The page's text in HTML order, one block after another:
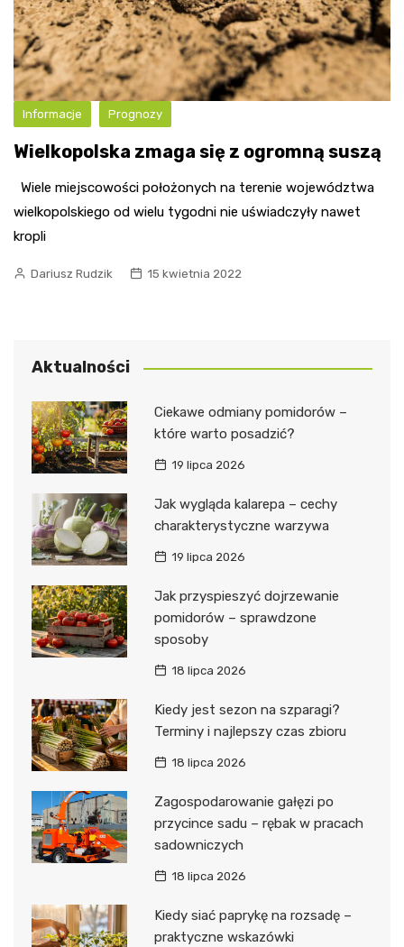
Informacje Prognozy
Wielkopolska zmaga się z ogromną suszą
Wiele miejscowości położonych na terenie województwa
wielkopolskiego od wielu tygodni nie uświadczyły nawet
kropli
Dariusz Rudzik 15 kwietnia 2022
Aktualności
Ciekawe odmiany pomidorów –
które warto posadzić?
19 lipca 2026
Jak wygląda kalarepa – cechy
charakterystyczne warzywa
19 lipca 2026
Jak przyspieszyć dojrzewanie
pomidorów – sprawdzone
sposoby
18 lipca 2026
Kiedy jest sezon na szparagi?
Terminy i najlepszy czas zbioru
18 lipca 2026
Zagospodarowanie gałęzi po
przycince sadu – rębak w pracach
sadowniczych
18 lipca 2026
Kiedy siać paprykę na rozsadę –
praktyczne wskazówki